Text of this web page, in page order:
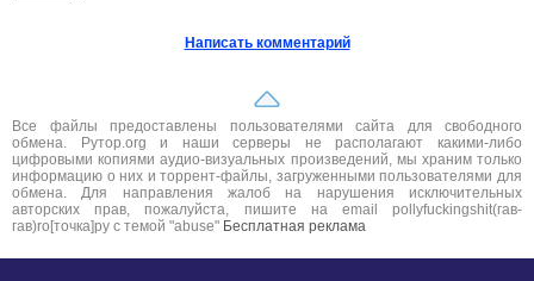
Написать комментарий
Все файлы предоставлены пользователями сайта для свободного
обмена. Рутор.org и наши серверы не располагают какими-либо
цифровыми копиями аудио-визуальных произведений, мы храним только
информацию о них и торрент-файлы, загруженными пользователями для
обмена. Для направления жалоб на нарушения исключительных
авторских прав, пожалуйста, пишите на email pollyfuckingshit(гав-
гав)ro[точка]ру с темой "abuse" Бесплатная реклама